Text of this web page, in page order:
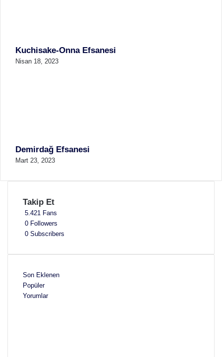
Kuchisake-Onna Efsanesi
Nisan 18, 2023
Demirdağ Efsanesi
Mart 23, 2023
Takip Et
5.421 Fans
0 Followers
0 Subscribers
Son Eklenen
Popüler
Yorumlar